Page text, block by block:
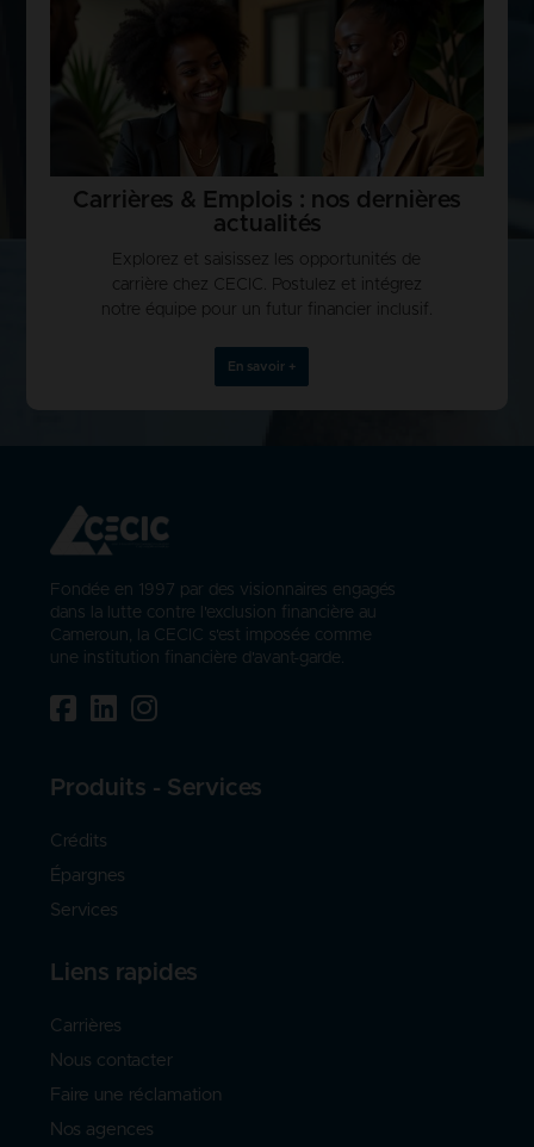
Carrières & Emplois : nos dernières
actualités
Explorez et saisissez les opportunités de
carrière chez CECIC. Postulez et intégrez
notre équipe pour un futur financier inclusif.
En savoir +
Fondée en 1997 par des visionnaires engagés
dans la lutte contre l'exclusion financière au
Cameroun, la CECIC s'est imposée comme
une institution financière d'avant-garde.
Produits - Services
Crédits
Épargnes
Services
Liens rapides
Carrières
Nous contacter
Faire une réclamation
Nos agences